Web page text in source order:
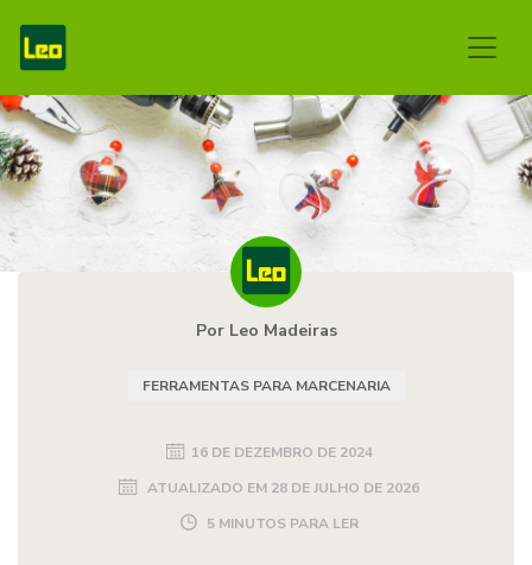
Por Leo Madeiras
FERRAMENTAS PARA MARCENARIA
16 DE DEZEMBRO DE 2024
ATUALIZADO EM 28 DE JULHO DE 2026
5 MINUTOS PARA LER